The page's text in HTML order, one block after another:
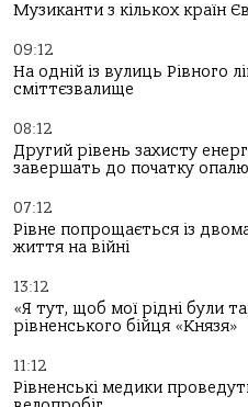
Музиканти з кількох країн
09:12
На одній із вулиць Рівного
сміттєзвалище
08:12
Другий рівень захисту
завершать до початку
07:12
Рівне попрощається із
життя на війні
13:12
«Я тут, щоб мої рідні були
рівненського бійця «Князя»
11:12
Рівненські медики